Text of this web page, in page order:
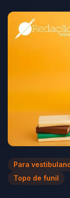
Para
Topo de funil